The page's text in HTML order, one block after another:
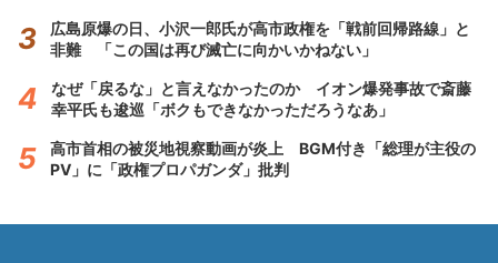
広島原爆の日、小沢一郎氏が高市政権を「戦前回帰路線」と
非難 「この国は再び滅亡に向かいかねない」
なぜ「戻るな」と言えなかったのか イオン爆発事故で斎藤
幸平氏も逡巡「ボクもできなかっただろうなあ」
高市首相の被災地視察動画が炎上 BGM付き「総理が主役の
PV」に「政権プロパガンダ」批判